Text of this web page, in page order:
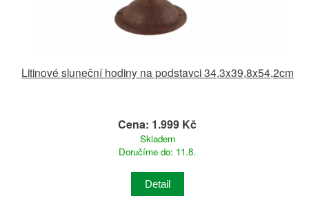
Litinové sluneční hodiny na podstavci 34,3x39,8x54,2cm
Cena: 1.999 Kč
Skladem
Doručíme do: 11.8.
Detail